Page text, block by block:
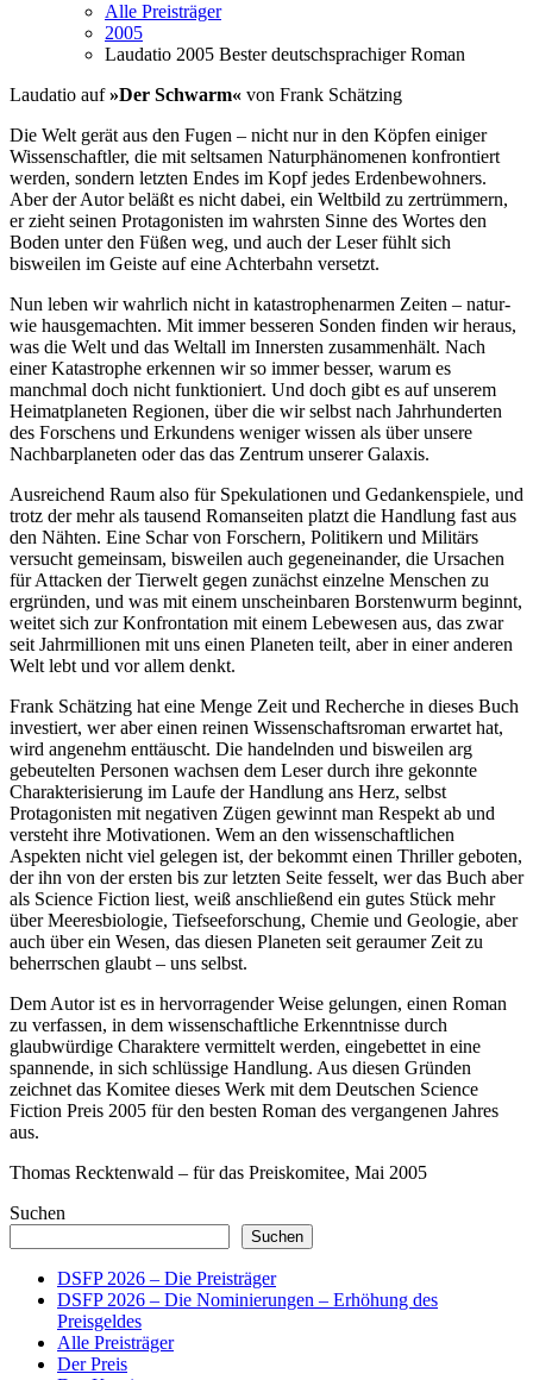
Alle Preisträger
2005
Laudatio 2005 Bester deutschsprachiger Roman
Laudatio auf»Der Schwarm« von Frank Schätzing
Die Welt gerät aus den Fugen – nicht nur in den Köpfen einiger
Wissenschaftler, die mit seltsamen Naturphänomenen konfrontiert
werden, sondern letzten Endes im Kopf jedes Erdenbewohners.
Aber der Autor beläßt es nicht dabei, ein Weltbild zu zertrümmern,
er zieht seinen Protagonisten im wahrsten Sinne des Wortes den
Boden unter den Füßen weg, und auch der Leser fühlt sich
bisweilen im Geiste auf eine Achterbahn versetzt.
Nun leben wir wahrlich nicht in katastrophenarmen Zeiten – natur-
wie hausgemachten. Mit immer besseren Sonden finden wir heraus,
was die Welt und das Weltall im Innersten zusammenhält. Nach
einer Katastrophe erkennen wir so immer besser, warum es
manchmal doch nicht funktioniert. Und doch gibt es auf unserem
Heimatplaneten Regionen, über die wir selbst nach Jahrhunderten
des Forschens und Erkundens weniger wissen als über unsere
Nachbarplaneten oder das das Zentrum unserer Galaxis.
Ausreichend Raum also für Spekulationen und Gedankenspiele, und
trotz der mehr als tausend Romanseiten platzt die Handlung fast aus
den Nähten. Eine Schar von Forschern, Politikern und Militärs
versucht gemeinsam, bisweilen auch gegeneinander, die Ursachen
für Attacken der Tierwelt gegen zunächst einzelne Menschen zu
ergründen, und was mit einem unscheinbaren Borstenwurm beginnt,
weitet sich zur Konfrontation mit einem Lebewesen aus, das zwar
seit Jahrmillionen mit uns einen Planeten teilt, aber in einer anderen
Welt lebt und vor allem denkt.
Frank Schätzing hat eine Menge Zeit und Recherche in dieses Buch
investiert, wer aber einen reinen Wissenschaftsroman erwartet hat,
wird angenehm enttäuscht. Die handelnden und bisweilen arg
gebeutelten Personen wachsen dem Leser durch ihre gekonnte
Charakterisierung im Laufe der Handlung ans Herz, selbst
Protagonisten mit negativen Zügen gewinnt man Respekt ab und
versteht ihre Motivationen. Wem an den wissenschaftlichen
Aspekten nicht viel gelegen ist, der bekommt einen Thriller geboten,
der ihn von der ersten bis zur letzten Seite fesselt, wer das Buch aber
als Science Fiction liest, weiß anschließend ein gutes Stück mehr
über Meeresbiologie, Tiefseeforschung, Chemie und Geologie, aber
auch über ein Wesen, das diesen Planeten seit geraumer Zeit zu
beherrschen glaubt – uns selbst.
Dem Autor ist es in hervorragender Weise gelungen, einen Roman
zu verfassen, in dem wissenschaftliche Erkenntnisse durch
glaubwürdige Charaktere vermittelt werden, eingebettet in eine
spannende, in sich schlüssige Handlung. Aus diesen Gründen
zeichnet das Komitee dieses Werk mit dem Deutschen Science
Fiction Preis 2005 für den besten Roman des vergangenen Jahres
aus.
Thomas Recktenwald – für das Preiskomitee, Mai 2005
Suchen
Suchen
DSFP 2026 – Die Preisträger
DSFP 2026 – Die Nominierungen – Erhöhung des
Preisgeldes
Alle Preisträger
Der Preis